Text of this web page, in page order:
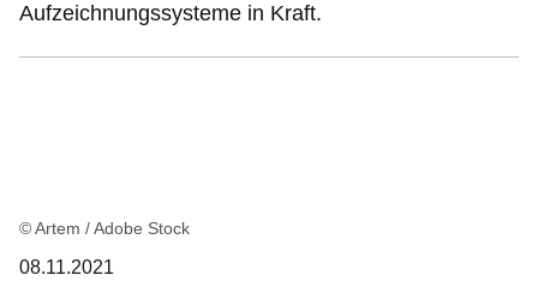
Aufzeichnungssysteme in Kraft.
© Artem / Adobe Stock
08.11.2021